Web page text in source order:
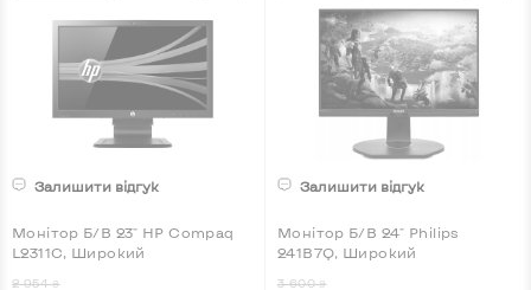
Залишити відгук
Монітор Б/В 23" HP Compaq
L2311C, Широкий
2 954 ₴
Залишити відгук
Монітор Б/В 24" Philips
241B7Q, Широкий
3 600 ₴